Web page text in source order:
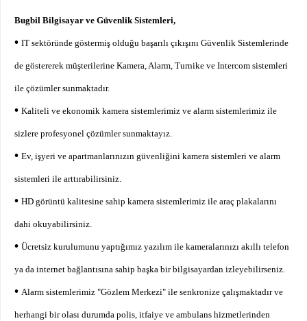
Bugbil Bilgisayar ve Güvenlik Sistemleri,
• IT sektöründe göstermiş olduğu başarılı çıkışını Güvenlik Sistemlerinde
de göstererek müşterilerine Kamera, Alarm, Turnike ve Intercom sistemleri
ile çözümler sunmaktadır.
• Kaliteli ve ekonomik kamera sistemlerimiz ve alarm sistemlerimiz ile
sizlere profesyonel çözümler sunmaktayız.
• Ev, işyeri ve apartmanlarınızın güvenliğini kamera sistemleri ve alarm
sistemleri ile arttırabilirsiniz.
• HD görüntü kalitesine sahip kamera sistemlerimiz ile araç plakalarını
dahi okuyabilirsiniz.
• Ücretsiz kurulumunu yaptığımız yazılım ile kameralarınızı akıllı telefon
ya da internet bağlantısına sahip başka bir bilgisayardan izleyebilirseniz.
• Alarm sistemlerimiz "Gözlem Merkezi" ile senkronize çalışmaktadır ve
herhangi bir olası durumda polis, itfaiye ve ambulans hizmetlerinden